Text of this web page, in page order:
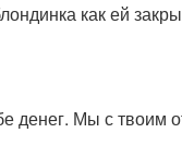
как ей
денег. Мы с